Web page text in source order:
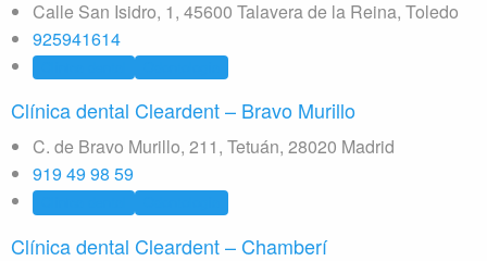
Calle San Isidro, 1, 45600 Talavera de la Reina, Toledo
925941614
Clínica dental Cleardent – Bravo Murillo
C. de Bravo Murillo, 211, Tetuán, 28020 Madrid
919 49 98 59
Clínica dental Cleardent – Chamberí